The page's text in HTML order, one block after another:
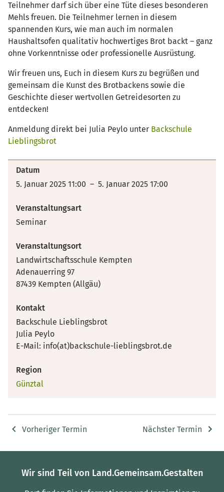
Teilnehmer darf sich über eine Tüte dieses besonderen
Mehls freuen. Die Teilnehmer lernen in diesem
spannenden Kurs, wie man auch im normalen
Haushaltsofen qualitativ hochwertiges Brot backt – ganz
ohne Vorkenntnisse oder professionelle Ausrüstung.
Wir freuen uns, Euch in diesem Kurs zu begrüßen und
gemeinsam die Kunst des Brotbackens sowie die
Geschichte dieser wertvollen Getreidesorten zu
entdecken!
Anmeldung direkt bei Julia Peylo unter Backschule
Lieblingsbrot
Datum
5. Januar 2025 11:00 – 5. Januar 2025 17:00
Veranstaltungsart
Seminar
Veranstaltungsort
Landwirtschaftsschule Kempten
Adenauerring 97
87439 Kempten (Allgäu)
Kontakt
Backschule Lieblingsbrot
Julia Peylo
E-Mail: info(at)backschule-lieblingsbrot.de
Region
Günztal
Vorheriger Termin Nächster Termin
Wir sind Teil von Land.Gemeinsam.Gestalten